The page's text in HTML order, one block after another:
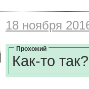
18 ноября
Прохожий
Как-то так?